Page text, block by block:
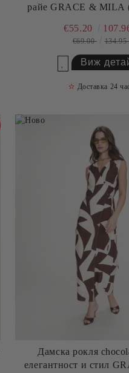
райе GRACE & MILA
€55.20
€69.00 134.95
Виж
✫ Доставка 24
Дамска рокля
елегантност и стил